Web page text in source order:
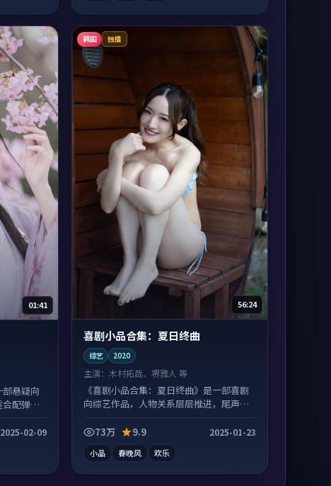
01:41
部悬疑向
配弹幕
2025-02-09
韩国 独播
56:24
喜剧小品合集：夏日终曲
综艺 2020
主演：木村拓哉、堺雅人 等
《喜剧小品合集：夏日终曲》是一部喜剧
向综艺作品，人物关系层层推进，尾声常
73万
9.9 2025-01-23
小品 春晚风 欢乐